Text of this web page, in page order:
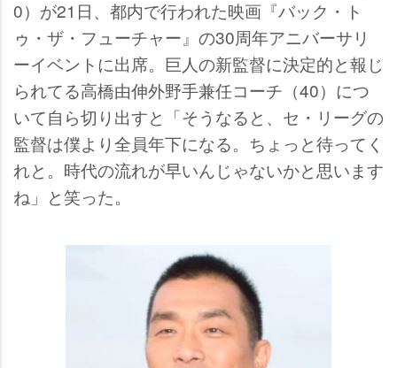
0）が21日、都内で行われた映画『バック・ト
ゥ・ザ・フューチャー』の30周年アニバーサリ
ーイベントに出席。巨人の新監督に決定的と報じ
られてる高橋由伸外野手兼任コーチ（40）につ
いて自ら切り出すと「そうなると、セ・リーグの
監督は僕より全員年下になる。ちょっと待ってく
れと。時代の流れが早いんじゃないかと思います
ね」と笑った。